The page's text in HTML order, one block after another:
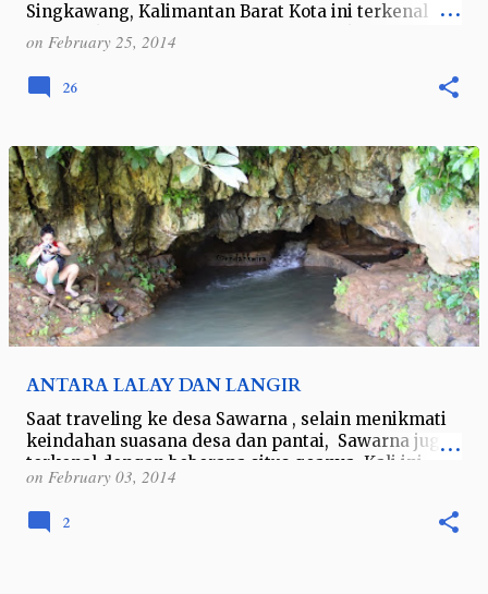
Singkawang, Kalimantan Barat Kota ini terkenal
sebagai kota 1000 Kelenteng dan juga kota amoy
karena banyaknya etnis china yang bermukim
disini. Selain sibuk keliling-kelilin…
on February 25, 2014
26
ANTARA LALAY DAN LANGIR
Saat traveling ke desa Sawarna , selain menikmati
keindahan suasana desa dan pantai, Sawarna juga
terkenal dengan beberapa situs goanya. Kali ini
saya dan teman-teman berkesempat…
on February 03, 2014
2